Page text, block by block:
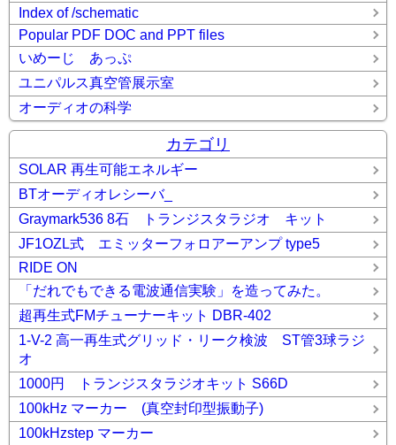
Index of /schematic
Popular PDF DOC and PPT files
いめーじ あっぷ
ユニパルス真空管展示室
オーディオの科学
カテゴリ
SOLAR 再生可能エネルギー
BTオーディオレシーバ_
Graymark536 8石 トランジスタラジオ キット
JF1OZL式 エミッターフォロアーアンプ type5
RIDE ON
「だれでもできる電波通信実験」を造ってみた。
超再生式FMチューナーキット DBR-402
1-V-2 高一再生式グリッド・リーク検波 ST管3球ラジ
オ
1000円 トランジスタラジオキット S66D
100kHz マーカー (真空封印型振動子)
100kHzstep マーカー